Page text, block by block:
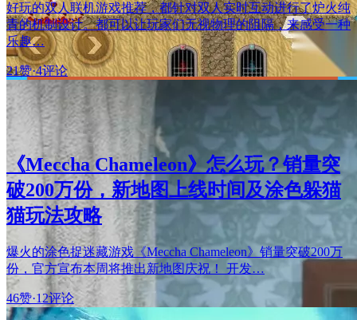
好玩的双人联机游戏推荐，都针对双人实时互动进行了炉火纯
青的机制设计。都可以让玩家们无视物理的阻隔，来感受一种
乐趣…
21赞·4评论
《Meccha Chameleon》怎么玩？销量突
破200万份，新地图上线时间及涂色躲猫
猫玩法攻略
爆火的涂色捉迷藏游戏《Meccha Chameleon》销量突破200万
份，官方宣布本周将推出新地图庆祝！ 开发…
46赞·12评论